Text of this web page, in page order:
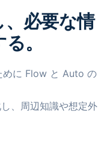
必要な情
。
めに Flow と Auto の
、周辺知識や想定外